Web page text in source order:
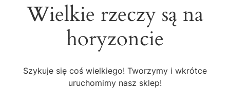
Wielkie rzeczy są na
horyzoncie
Szykuje się coś wielkiego! Tworzymy i wkrótce
uruchomimy nasz sklep!